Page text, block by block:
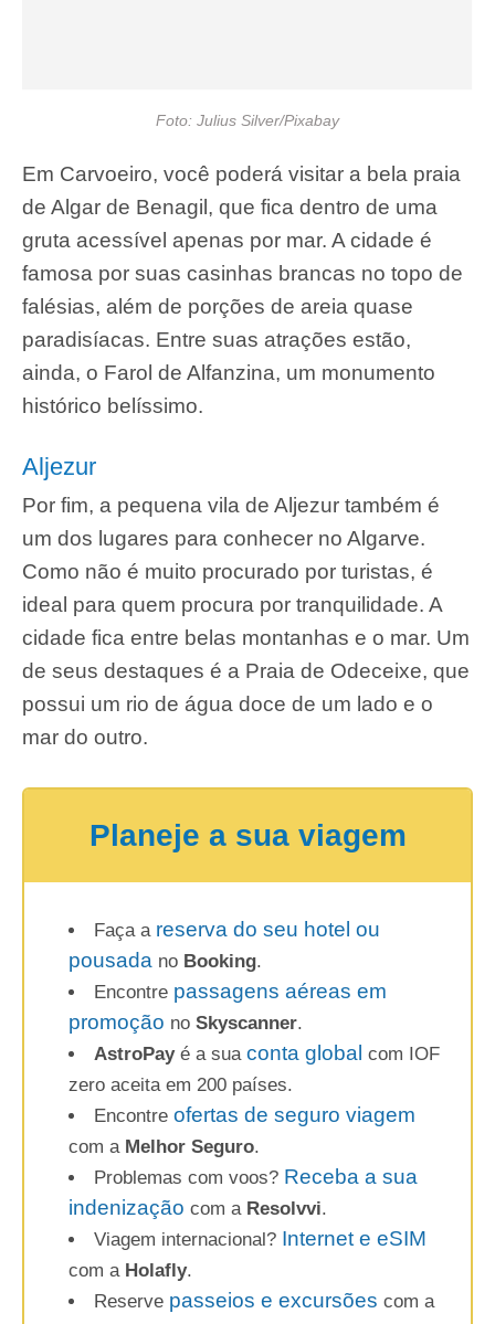
Foto: Julius Silver/Pixabay
Em Carvoeiro, você poderá visitar a bela praia
de Algar de Benagil, que fica dentro de uma
gruta acessível apenas por mar. A cidade é
famosa por suas casinhas brancas no topo de
falésias, além de porções de areia quase
paradisíacas. Entre suas atrações estão,
ainda, o Farol de Alfanzina, um monumento
histórico belíssimo.
Aljezur
Por fim, a pequena vila de Aljezur também é
um dos lugares para conhecer no Algarve.
Como não é muito procurado por turistas, é
ideal para quem procura por tranquilidade. A
cidade fica entre belas montanhas e o mar. Um
de seus destaques é a Praia de Odeceixe, que
possui um rio de água doce de um lado e o
mar do outro.
Planeje a sua viagem
Faça a reserva do seu hotel ou
pousada no Booking.
Encontre passagens aéreas em
promoção no Skyscanner.
AstroPayé a sua conta global com IOF
zero aceita em 200 países.
Encontre ofertas de seguro viagem
com a Melhor Seguro.
Problemas com voos? Receba a sua
indenização com a Resolvvi.
Viagem internacional? Internet e eSIM
com a Holafly.
Reserve passeios e excursões com a